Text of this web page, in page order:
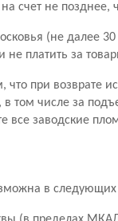
на счет не
(не далее 30
и не платить за
что при возврате
в том числе за
все заводские
в следующих